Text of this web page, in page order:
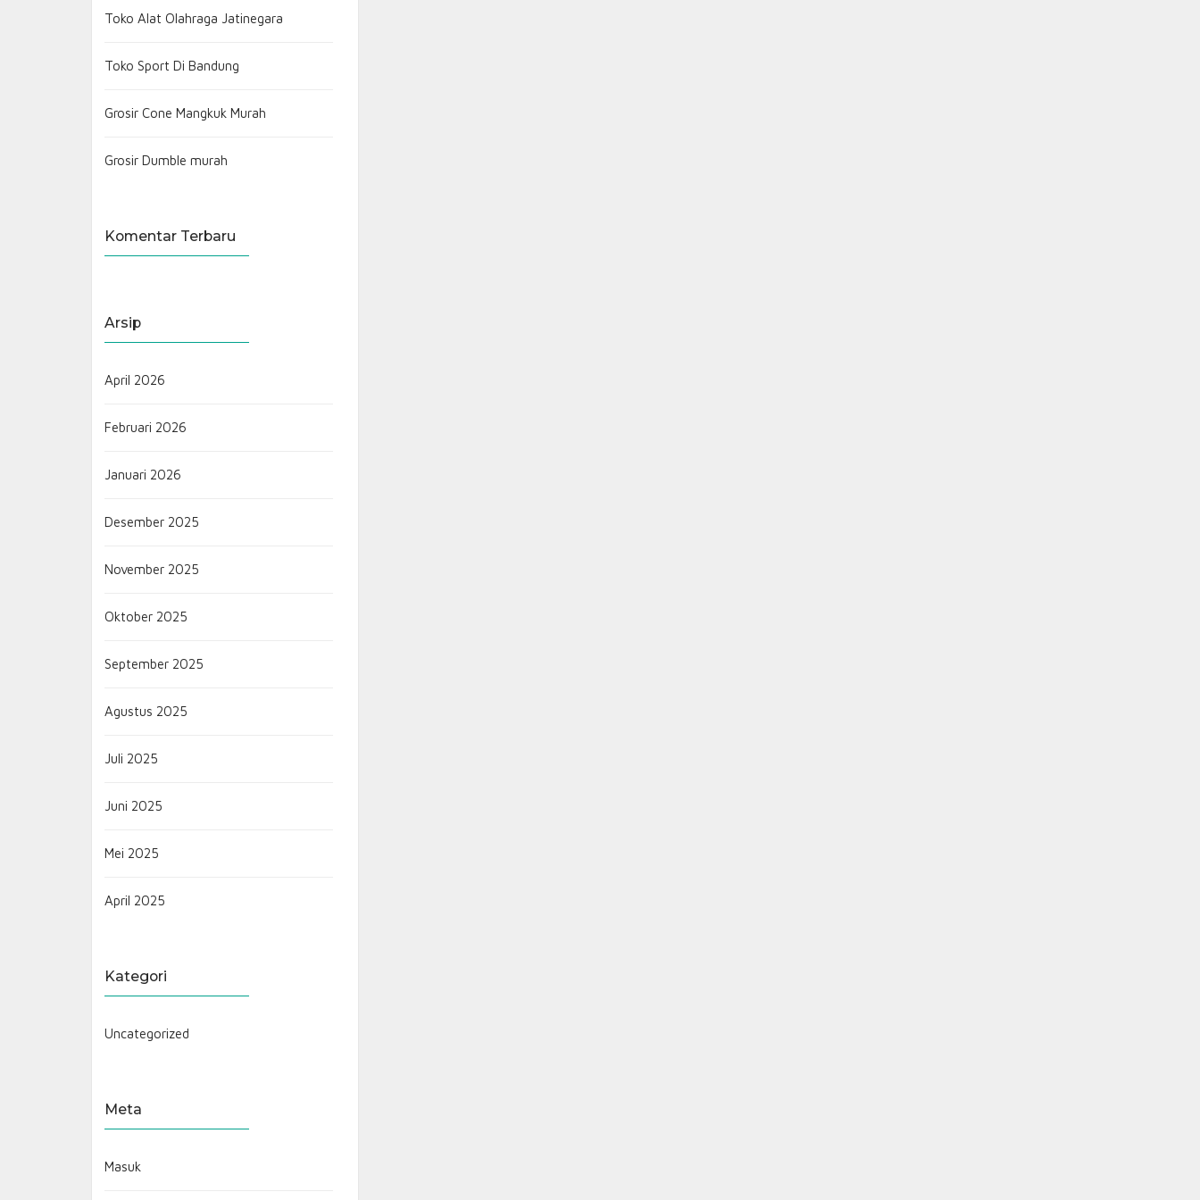
Toko Alat Olahraga Jatinegara
Toko Sport Di Bandung
Grosir Cone Mangkuk Murah
Grosir Dumble murah
Komentar Terbaru
Arsip
April 2026
Februari 2026
Januari 2026
Desember 2025
November 2025
Oktober 2025
September 2025
Agustus 2025
Juli 2025
Juni 2025
Mei 2025
April 2025
Kategori
Uncategorized
Meta
Masuk